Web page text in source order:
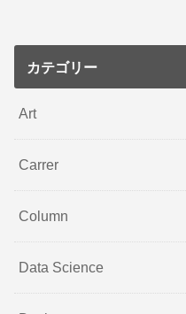
カテゴリー
Art
Carrer
Column
Data Science